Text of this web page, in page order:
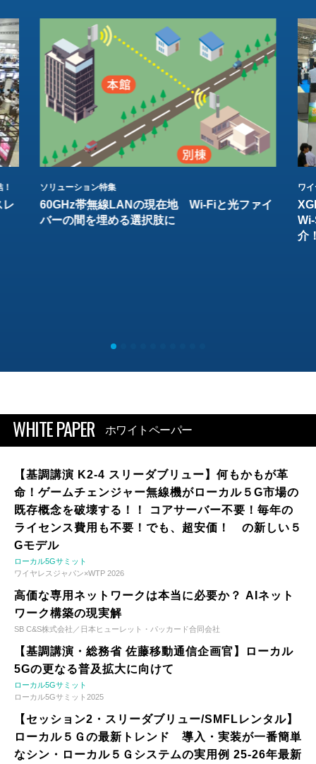
レ
ソリューション特集
60GHz帯無線LANの現在地 Wi-Fiと光ファイ
バーの間を埋める選択肢に
ワ
介
WHITE PAPER ホワイトペーパー
【基調講演 K2-4 スリーダブリュー】何もかもが革
命！ゲームチェンジャー無線機がローカル５G市場の
既存概念を破壊する！！ コアサーバー不要！毎年の
ライセンス費用も不要！でも、超安価！ の新しい５
Gモデル
ローカル5Gサミット
ワイヤレスジャパン×WTP 2026
高価な専用ネットワークは本当に必要か？ AIネット
ワーク構築の現実解
SB C&S株式会社／日本ヒューレット・パッカード合同会社
【基調講演・総務省 佐藤移動通信企画官】ローカル
5Gの更なる普及拡大に向けて
ローカル5Gサミット
ローカル5Gサミット2025
【セッション2・スリーダブリュー/SMFLレンタル】
ローカル５Ｇの最新トレンド 導入・実装が一番簡単
なシン・ローカル５Ｇシステムの実用例 25-26年最新